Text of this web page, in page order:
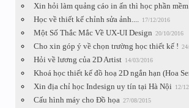
Xin hỏi làm quảng cáo in ấn thì học phần mềm
Học về thiết kế chỉnh sửa ảnh.... 17/12/2016
Một Số Thắc Mắc Về UX-UI Design 20/10/2016
Cho xin góp ý về chọn trường học thiết kế !
Hỏi về lương của 2D Artist 14/03/2016
Khoá học thiết kế đồ hoạ 2D ngắn hạn (Hoa
Xin địa chỉ học Indesign uy tín tại Hà Nội 12/
Cấu hình máy cho Đồ họa 27/08/2015